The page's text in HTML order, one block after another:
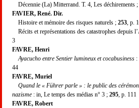
Décennie (La) Mitterrand. T. 4, Les déchirements
FAVIER, René. Dir.
Histoire et mémoire des risques naturels ; 253 , p.
Récits et représentations des catastrophes depuis
3
FAVRE, Henri
Ayacucho entre Sentier lumineux et cocabusiness :
44
FAVRE, Muriel
Quand le « Führer parle » : le public des
nazisme : in, Le temps des médias n° 3 ; 295 , p. 111
FAVRE, Robert